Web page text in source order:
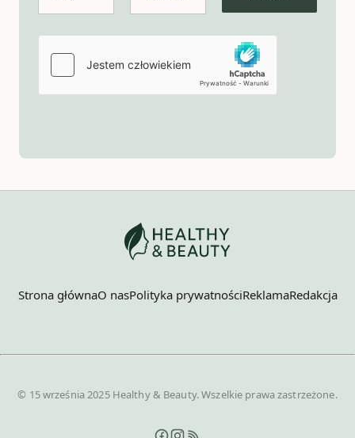
Strona głównaO nasPolityka prywatnościReklamaRedakcja
© 15 września 2025 Healthy & Beauty. Wszelkie prawa zastrzeżone.